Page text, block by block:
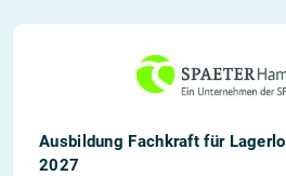
Ausbildung Fachkraft für
2027